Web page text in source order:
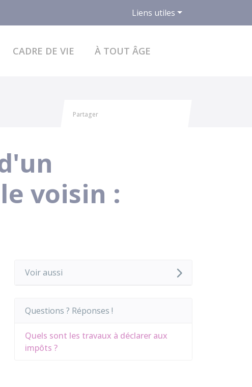
Liens utiles
CADRE DE VIE À TOUT ÂGE
Partager
voisin :
Voir aussi
Questions ? Réponses !
Quels sont les travaux à déclarer aux
impôts ?